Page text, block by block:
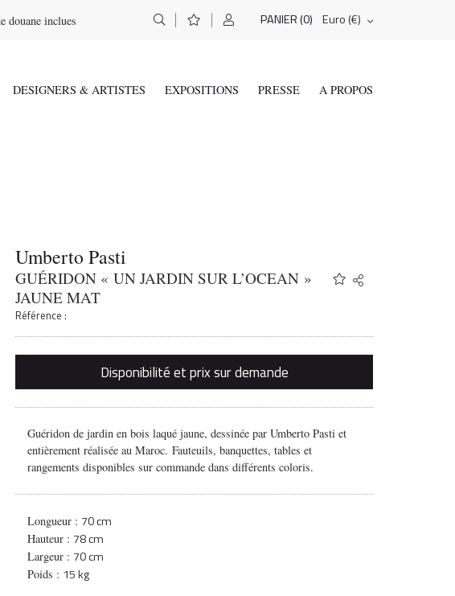
douane inclues PANIER(0) Euro (€)
DESIGNERS & ARTISTES EXPOSITIONS PRESSE A PROPOS
Umberto Pasti
GUÉRIDON « UN JARDIN SUR L’OCEAN »
JAUNE MAT
Référence :
Share
Twitter
Disponibilité et prix sur demande
Guéridon de jardin en bois laqué jaune, dessinée par Umberto Pasti et
entièrement réalisée au Maroc. Fauteuils, banquettes, tables et
rangements disponibles sur commande dans différents coloris.
Longueur : 70 cm
Hauteur : 78 cm
Largeur : 70 cm
Poids : 15 kg